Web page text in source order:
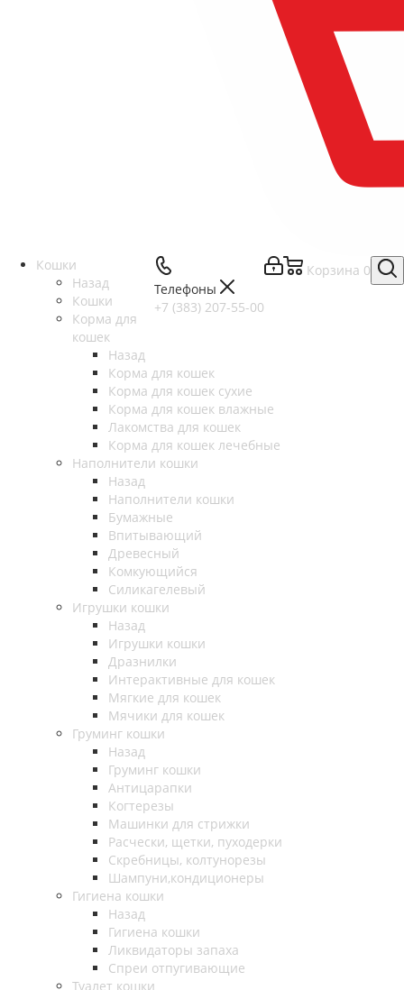
Корзина 0
Телефоны
+7 (383) 207-55-00
Кошки
Назад
Кошки
Корма для
кошек
Назад
Корма для кошек
Корма для кошек сухие
Корма для кошек влажные
Лакомства для кошек
Корма для кошек лечебные
Наполнители кошки
Назад
Наполнители кошки
Бумажные
Впитывающий
Древесный
Комкующийся
Силикагелевый
Игрушки кошки
Назад
Игрушки кошки
Дразнилки
Интерактивные для кошек
Мягкие для кошек
Мячики для кошек
Груминг кошки
Назад
Груминг кошки
Антицарапки
Когтерезы
Машинки для стрижки
Расчески, щетки, пуходерки
Скребницы, колтунорезы
Шампуни,кондиционеры
Гигиена кошки
Назад
Гигиена кошки
Ликвидаторы запаха
Спреи отпугивающие
Туалет кошки